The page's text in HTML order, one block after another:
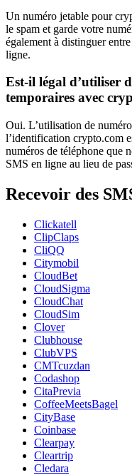
Un numéro jetable pour
le spam et garde votre
également à distinguer
ligne.
Est-il légal d’utiliser
temporaires avec
Oui. L’utilisation de
l’identification crypto.com
numéros de téléphone que
SMS en ligne au lieu de
Recevoir des
Clickatell
ClipClaps
CliQQ
Citymobil
CloudBet
CloudSigma
CloudChat
CloudSim
Clover
Clubhouse
ClubVPS
CMTcuzdan
Codashop
CitaPrevia
CoffeeMeetsBagel
CityBase
Coinbase
Clearpay
Cleartrip
Cledara